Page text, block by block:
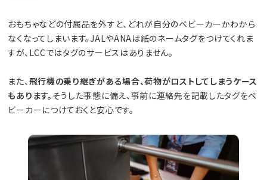
おもちゃなどの付属品を外すと、どれが自分のベビーカーかわから
なくなってしまいます。JALやANAは紙のネームタグをつけてくれま
すが、LCCではタグのサービスはありません。
また、飛行機の乗り継ぎがある場合、荷物がロストしてしまうケース
もあります。 そうした事態に備え、事前に連絡先を記載したタグをベ
ビーカーにつけておくと安心です。